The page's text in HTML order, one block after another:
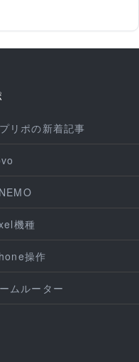
リポの新着記事
機種
操作
ムルーター